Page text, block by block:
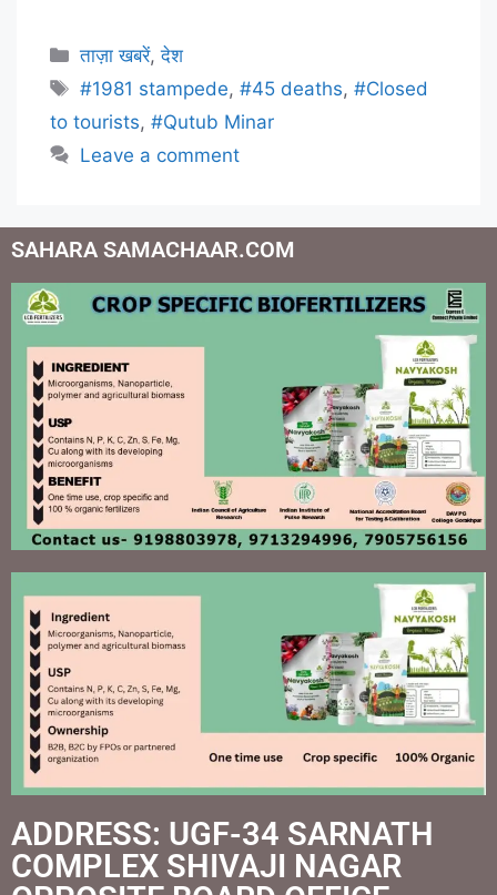
ताज़ा खबरें,देश
#1981 stampede,#45 deaths,#Closed
to tourists, #Qutub Minar
Leave a comment
SAHARA SAMACHAAR.COM
ADDRESS: UGF-34 SARNATH
COMPLEX SHIVAJI NAGAR